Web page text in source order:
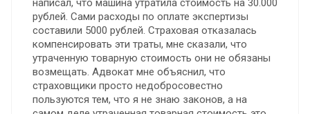
написал, что машина утратила стоимость на 30.000
рублей. Сами расходы по оплате экспертизы
составили 5000 рублей. Страховая отказалась
компенсировать эти траты, мне сказали, что
утраченную товарную стоимость они не обязаны
возмещать. Адвокат мне объяснил, что
страховщики просто недобросовестно
пользуются тем, что я не знаю законов, а на